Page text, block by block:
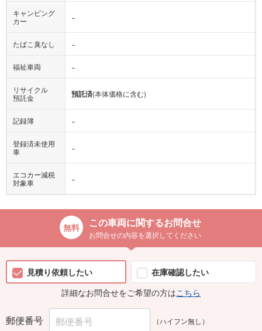
キャンピング
カー
−
たばこ臭なし −
福祉車両 −
リサイクル
預託金
預託済(本体価格に含む)
記録簿 −
登録済未使用
車
−
エコカー減税
対象車
−
この車両に関するお問合せ
お問合せの内容を選択してください
見積り依頼したい
在庫確認したい
詳細なお問合せをご希望の方はこちら
郵便番号 （ハイフン無し）